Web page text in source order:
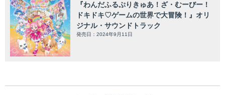
『わんだふるぷりきゅあ！ざ・むーびー！
ドキドキ♡ゲームの世界で大冒険！』オリ
ジナル・サウンドトラック
発売日：2024年9月11日